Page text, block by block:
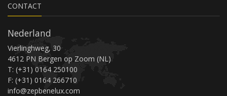
CONTACT
Nederland
Vierlinghweg, 30
4612 PN Bergen op Zoom (NL)
T: (+31) 0164 250100
F: (+31) 0164 266710
info@zepbenelux.com